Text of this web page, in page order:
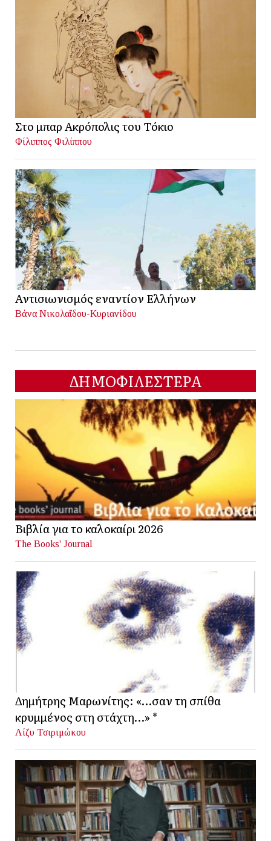
Στο μπαρ Ακρόπολις του Τόκιο
Φίλιππος Φιλίππου
Αντισιωνισμός εναντίον Ελλήνων
Βάνα Νικολαΐδου-Κυριανίδου
ΔΗΜΟΦΙΛΕΣΤΕΡΑ
Βιβλία για το καλοκαίρι 2026
The Books' Journal
Δημήτρης Μαρωνίτης: «…σαν τη σπίθα
κρυμμένος στη στάχτη…» *
Λίζυ Τσιριμώκου